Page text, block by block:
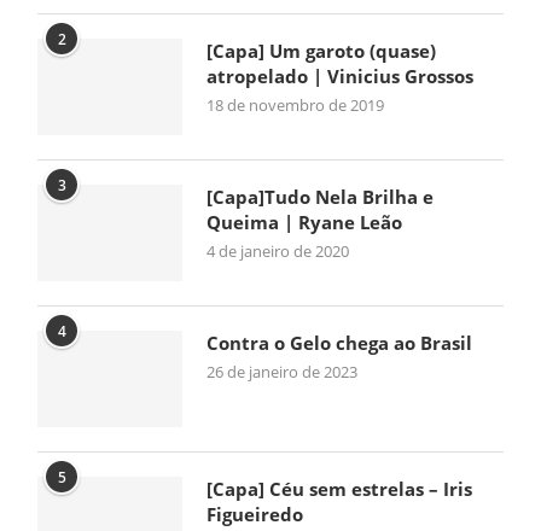
2
[Capa] Um garoto (quase)
atropelado | Vinicius Grossos
18 de novembro de 2019
3
[Capa]Tudo Nela Brilha e
Queima | Ryane Leão
4 de janeiro de 2020
4 Contra o Gelo chega ao Brasil
26 de janeiro de 2023
5
[Capa] Céu sem estrelas – Iris
Figueiredo